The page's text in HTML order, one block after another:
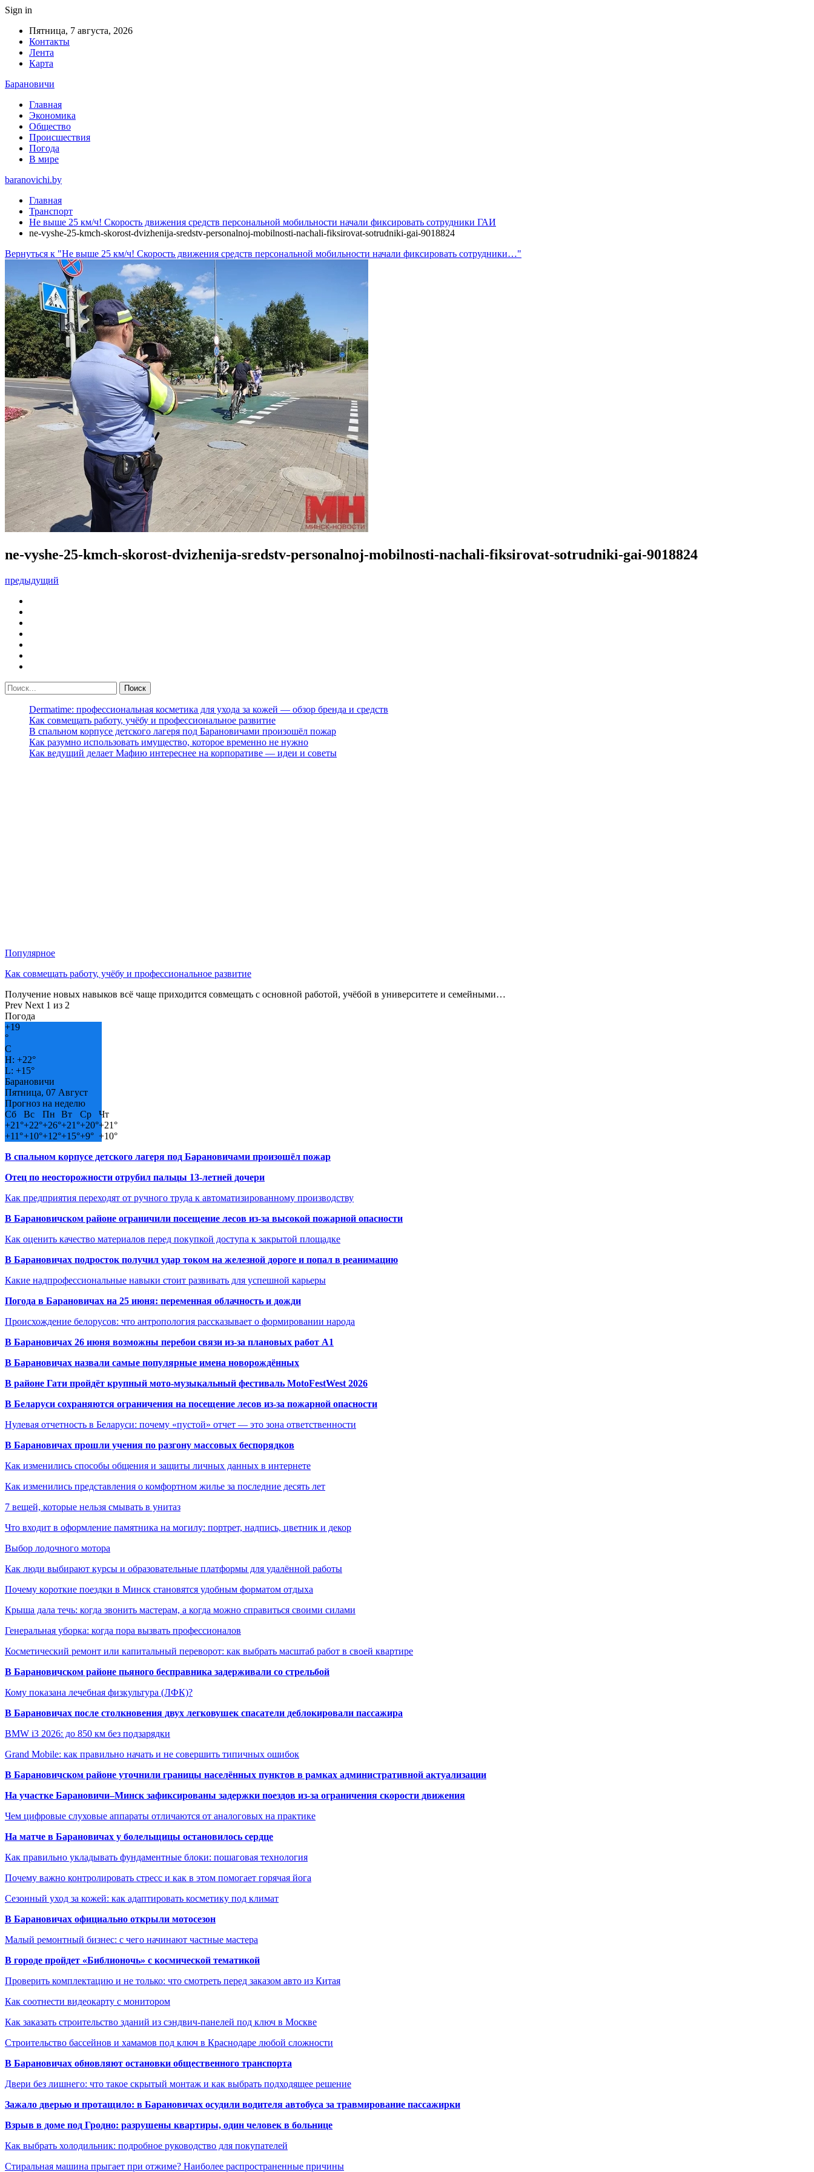
Sign in
Пятница, 7 августа, 2026
Контакты
Лента
Карта
Барановичи
Главная
Экономика
Общество
Происшествия
Погода
В мире
baranovichi.by
Главная
Транспорт
Не выше 25 км/ч! Скорость движения средств персональной мобильности начали фиксировать сотрудники ГАИ
ne-vyshe-25-kmch-skorost-dvizhenija-sredstv-personalnoj-mobilnosti-nachali-fiksirovat-sotrudniki-gai-9018824
Вернуться к "Не выше 25 км/ч! Скорость движения средств персональной мобильности начали фиксировать сотрудники…"
ne-vyshe-25-kmch-skorost-dvizhenija-sredstv-personalnoj-mobilnosti-nachali-fiksirovat-sotrudniki-gai-9018824
предыдущий
Dermatime: профессиональная косметика для ухода за кожей — обзор бренда и средств
Как совмещать работу, учёбу и профессиональное развитие
В спальном корпусе детского лагеря под Барановичами произошёл пожар
Как разумно использовать имущество, которое временно не нужно
Как ведущий делает Мафию интереснее на корпоративе — идеи и советы
Популярное
Как совмещать работу, учёбу и профессиональное развитие
Получение новых навыков всё чаще приходится совмещать с основной работой, учёбой в университете и семейными…
Prev Next 1 из 2
Погода
+19
°
C
H: +22°
L: +15°
Барановичи
Пятница, 07 Август
Прогноз на неделю
Сб
Вс Пн Вт Ср
Чт
+21°+22°+26°+21°+20°+21°
+11°+10°+12°+15°+9° +10°
В спальном корпусе детского лагеря под Барановичами произошёл пожар
Отец по неосторожности отрубил пальцы 13-летней дочери
Как предприятия переходят от ручного труда к автоматизированному производству
В Барановичском районе ограничили посещение лесов из-за высокой пожарной опасности
Как оценить качество материалов перед покупкой доступа к закрытой площадке
В Барановичах подросток получил удар током на железной дороге и попал в реанимацию
Какие надпрофессиональные навыки стоит развивать для успешной карьеры
Погода в Барановичах на 25 июня: переменная облачность и дожди
Происхождение белорусов: что антропология рассказывает о формировании народа
В Барановичах 26 июня возможны перебои связи из-за плановых работ A1
В Барановичах назвали самые популярные имена новорождённых
В районе Гати пройдёт крупный мото-музыкальный фестиваль MotoFestWest 2026
В Беларуси сохраняются ограничения на посещение лесов из-за пожарной опасности
Нулевая отчетность в Беларуси: почему «пустой» отчет — это зона ответственности
В Барановичах прошли учения по разгону массовых беспорядков
Как изменились способы общения и защиты личных данных в интернете
Как изменились представления о комфортном жилье за последние десять лет
7 вещей, которые нельзя смывать в унитаз
Что входит в оформление памятника на могилу: портрет, надпись, цветник и декор
Выбор лодочного мотора
Как люди выбирают курсы и образовательные платформы для удалённой работы
Почему короткие поездки в Минск становятся удобным форматом отдыха
Крыша дала течь: когда звонить мастерам, а когда можно справиться своими силами
Генеральная уборка: когда пора вызвать профессионалов
Косметический ремонт или капитальный переворот: как выбрать масштаб работ в своей квартире
В Барановичском районе пьяного бесправника задерживали со стрельбой
Кому показана лечебная физкультура (ЛФК)?
В Барановичах после столкновения двух легковушек спасатели деблокировали пассажира
BMW i3 2026: до 850 км без подзарядки
Grand Mobile: как правильно начать и не совершить типичных ошибок
В Барановичском районе уточнили границы населённых пунктов в рамках административной актуализации
На участке Барановичи–Минск зафиксированы задержки поездов из-за ограничения скорости движения
Чем цифровые слуховые аппараты отличаются от аналоговых на практике
На матче в Барановичах у болельщицы остановилось сердце
Как правильно укладывать фундаментные блоки: пошаговая технология
Почему важно контролировать стресс и как в этом помогает горячая йога
Сезонный уход за кожей: как адаптировать косметику под климат
В Барановичах официально открыли мотосезон
Малый ремонтный бизнес: с чего начинают частные мастера
В городе пройдет «Библионочь» с космической тематикой
Проверить комплектацию и не только: что смотреть перед заказом авто из Китая
Как соотнести видеокарту с монитором
Как заказать строительство зданий из сэндвич-панелей под ключ в Москве
Строительство бассейнов и хамамов под ключ в Краснодаре любой сложности
В Барановичах обновляют остановки общественного транспорта
Двери без лишнего: что такое скрытый монтаж и как выбрать подходящее решение
Зажало дверью и протащило: в Барановичах осудили водителя автобуса за травмирование пассажирки
Взрыв в доме под Гродно: разрушены квартиры, один человек в больнице
Как выбрать холодильник: подробное руководство для покупателей
Стиральная машина прыгает при отжиме? Наиболее распространенные причины